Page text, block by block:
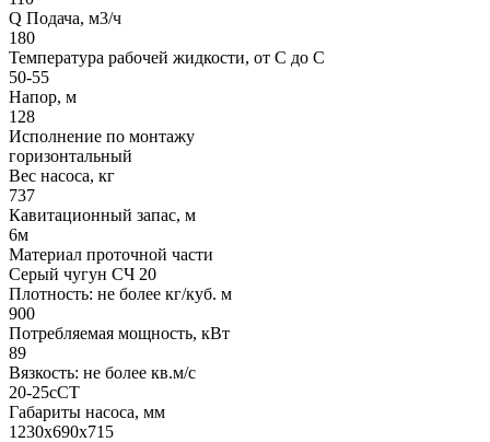
Q Подача, м3/ч
180
Температура рабочей жидкости, от С до С
50-55
Напор, м
128
Исполнение по монтажу
горизонтальный
Вес насоса, кг
737
Кавитационный запас, м
6м
Материал проточной части
Серый чугун СЧ 20
Плотность: не более кг/куб. м
900
Потребляемая мощность, кВт
89
Вязкость: не более кв.м/с
20-25сСТ
Габариты насоса, мм
1230х690х715